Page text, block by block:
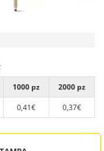
1000 pz
2000 pz
0,41€ 0,37€